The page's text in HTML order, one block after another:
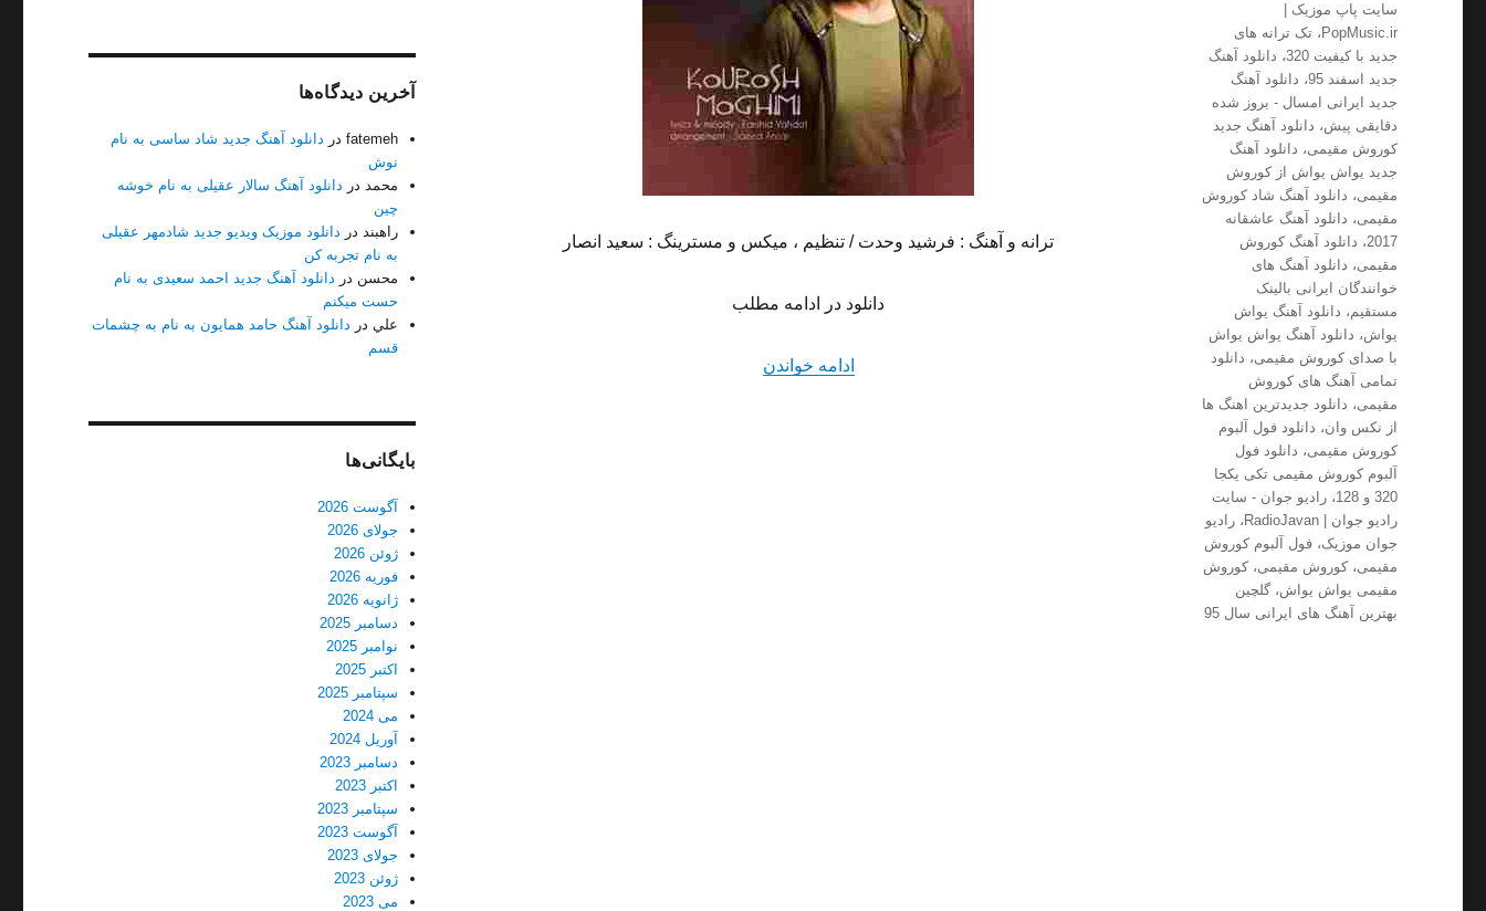
ترانه و آهنگ : فرشید وحدت / تنظیم ، میکس و مسترینگ : سعید انصار
دانلود در ادامه مطلب
ادامه خواندن
سایت پاپ موزیک |
PopMusic.ir ،تک ترانه های
جدید با کیفیت 320
، دانلود آهنگ
جدید اسفند 95
، دانلود آهنگ
جدید ایرانی امسال - بروز شده
دقایقی پیش، دانلود آهنگ جدید
کوروش مقیمی، دانلود آهنگ
جدید یواش یواش از کوروش
مقیمی، دانلود آهنگ شاد کوروش
مقیمی، دانلود آهنگ عاشقانه
2017، دانلود آهنگ کوروش
مقیمی، دانلود آهنگ های
خوانندگان ایرانی بالینک
مستقیم، دانلود آهنگ یواش
یواش، دانلود آهنگ یواش یواش
با صدای کوروش مقیمی، دانلود
تمامی آهنگ های کوروش
مقیمی، دانلود جدیدترین اهنگ ها
از نکس وان، دانلود فول آلبوم
کوروش مقیمی، دانلود فول
آلبوم کوروش مقیمی تکی یکجا
320 و 128
،رادیو جوان - سایت
رادیو جوان | RadioJavan
،رادیو
جوان موزیک،فول آلبوم کوروش
مقیمی،کوروش مقیمی،کوروش
مقیمی یواش یواش،گلچین
بهترین آهنگ های ایرانی سال 95
آخرین دیدگاه‌ها
fatemeh در دانلود آهنگ جدید شاد ساسی به نام
نوش
محمد در دانلود آهنگ سالار عقیلی به نام خوشه
چین
راهبند در دانلود موزیک ویدیو جدید شادمهر عقیلی
به نام تجربه کن
محسن در دانلود آهنگ جدید احمد سعیدی به نام
حست میکنم
علي در دانلود آهنگ حامد همایون به نام به چشمات
قسم
بایگانی‌ها
آگوست 2026
جولای 2026
ژوئن 2026
فوریه 2026
ژانویه 2026
دسامبر 2025
نوامبر 2025
اکتبر 2025
سپتامبر 2025
می 2024
آوریل 2024
دسامبر 2023
اکتبر 2023
سپتامبر 2023
آگوست 2023
جولای 2023
ژوئن 2023
می 2023